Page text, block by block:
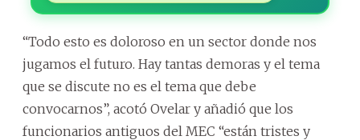
“Todo esto es doloroso en un sector donde nos
jugamos el futuro. Hay tantas demoras y el tema
que se discute no es el tema que debe
convocarnos”, acotó Ovelar y añadió que los
funcionarios antiguos del MEC “están tristes y